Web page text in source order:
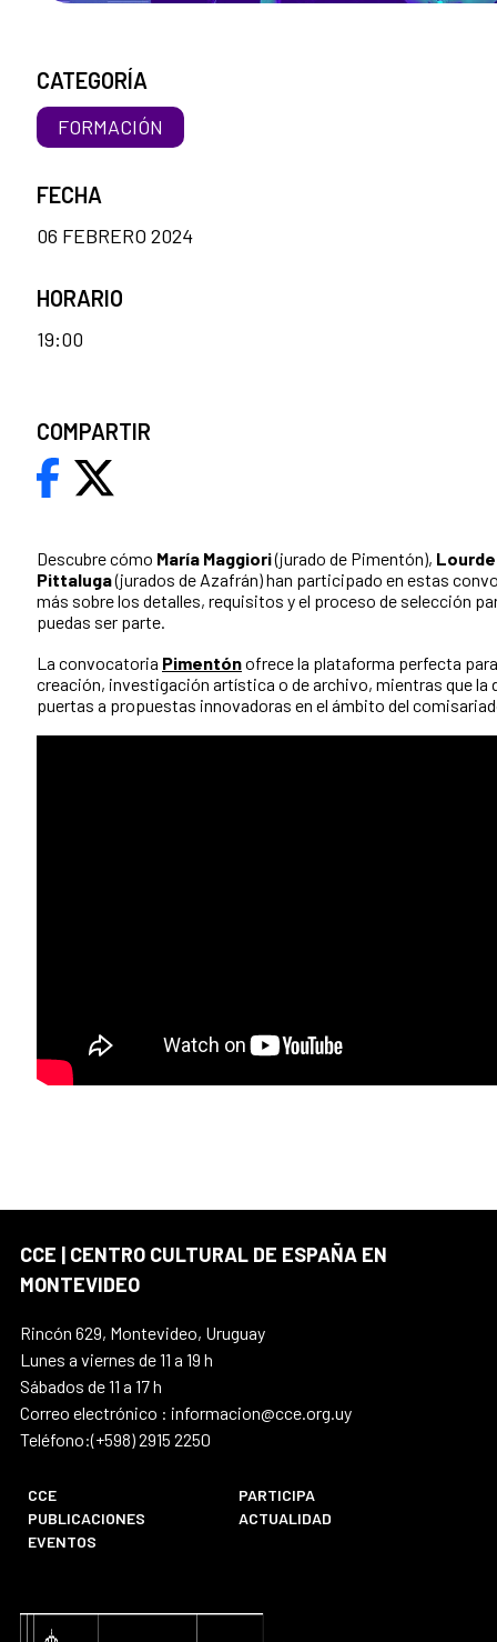
Descubre cómo María Maggiori(jurado de Pimentón),
Pittaluga(jurados de Azafrán) han participado en estas
más sobre los detalles, requisitos y el proceso de selección
puedas ser parte.
La convocatoria Pimentónofrece la plataforma perfecta
creación, investigación artística o de archivo, mientras que la
puertas a propuestas innovadoras en el ámbito del
CATEGORÍA
FORMACIÓN
FECHA
06 FEBRERO 2024
HORARIO
19:00
COMPARTIR
CCE | CENTRO CULTURAL DE ESPAÑA EN
MONTEVIDEO
Rincón 629, Montevideo, Uruguay
Lunes a viernes de 11 a 19 h
Sábados de 11 a 17 h
Correo electrónico : informacion@cce.org.uy
Teléfono:(+598) 2915 2250
CCE
PARTICIPA
PUBLICACIONES
ACTUALIDAD
EVENTOS